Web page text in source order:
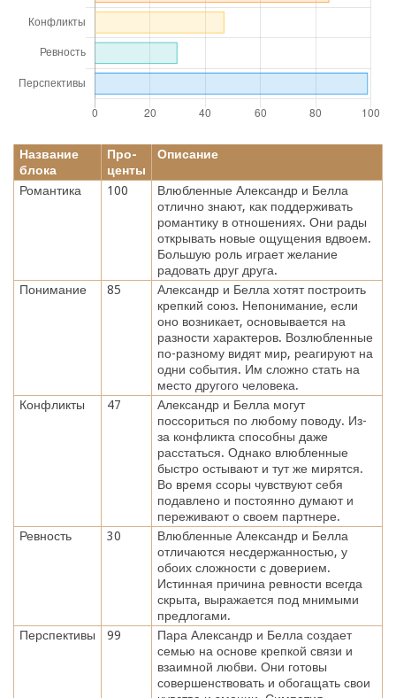
Название
блока
Про-
центы
Описание
Романтика 100
Влюбленные Александр и Белла
отлично знают, как поддерживать
романтику в отношениях. Они рады
открывать новые ощущения вдвоем.
Большую роль играет желание
радовать друг друга.
Понимание
85
Александр и Белла хотят построить
крепкий союз. Непонимание, если
оно возникает, основывается на
разности характеров. Возлюбленные
по-разному видят мир, реагируют на
одни события. Им сложно стать на
место другого человека.
Конфликты
47
Александр и Белла могут
поссориться по любому поводу. Из-
за конфликта способны даже
расстаться. Однако влюбленные
быстро остывают и тут же мирятся.
Во время ссоры чувствуют себя
подавлено и постоянно думают и
переживают о своем партнере.
Ревность
30
Влюбленные Александр и Белла
отличаются несдержанностью, у
обоих сложности с доверием.
Истинная причина ревности всегда
скрыта, выражается под мнимыми
предлогами.
Перспективы
99
Пара Александр и Белла создает
семью на основе крепкой связи и
взаимной любви. Они готовы
совершенствовать и обогащать свои